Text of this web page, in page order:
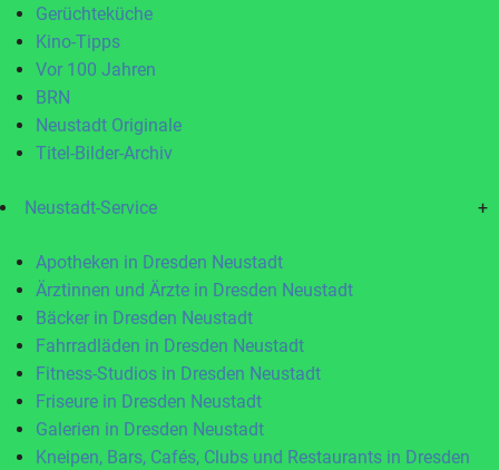
Gerüchteküche
Kino-Tipps
Vor 100 Jahren
BRN
Neustadt Originale
Titel-Bilder-Archiv
Neustadt-Service +
Apotheken in Dresden Neustadt
Ärztinnen und Ärzte in Dresden Neustadt
Bäcker in Dresden Neustadt
Fahrradläden in Dresden Neustadt
Fitness-Studios in Dresden Neustadt
Friseure in Dresden Neustadt
Galerien in Dresden Neustadt
Kneipen, Bars, Cafés, Clubs und Restaurants in Dresden